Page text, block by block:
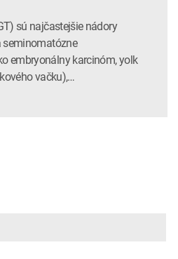
sú najčastejšie nádory
seminomatózne
embryonálny karcinóm, yolk
vačku),…